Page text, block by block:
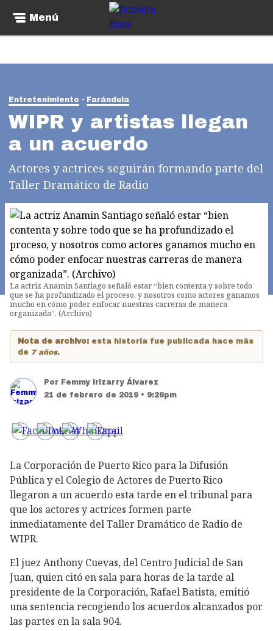
Menú
Entretenimiento Farándula
WIPR y artistas llegan
a un acuerdo
Actores y actrices seguirán formando parte del
Taller Dramático de Radio
La actriz Anamin Santiago señaló estar “bien contenta y sobre todo
que se ha profundizado el proceso, y nosotros como actores ganamos
mucho en cómo poder enfocar nuestras carreras de manera
organizada”. (Archivo)
Nota de archivo: esta historia fue publicada hace más
de 7 años.
Por Femmy Irizarry Álvarez
21 de febrero de 2019 • 9:26pm
La Corporación de Puerto Rico para la Difusión
Pública y el Colegio de Actores de Puerto Rico
llegaron a un acuerdo esta tarde en el tribunal para
que los actores y actrices formen parte
inmediatamente del Taller Dramático de Radio de
WIPR.
El juez Anthony Cuevas, del Centro Judicial de San
Juan, quien citó en sala para horas de la tarde al
presidente de la Corporación, Rafael Batista, emitió
una sentencia recogiendo los acuerdos alcanzados por
las partes en la sala 904.